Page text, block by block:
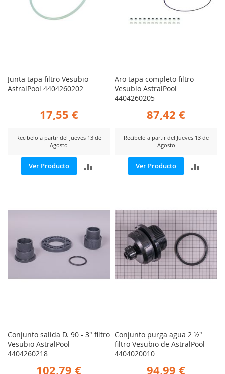
Junta tapa filtro Vesubio
AstralPool 4404260202
17,55 €
Recíbelo a partir del Jueves 13 de
Agosto
Ver Producto
Aro tapa completo filtro
Vesubio AstralPool
4404260205
87,42 €
Recíbelo a partir del Jueves 13 de
Agosto
Ver Producto
Conjunto salida D. 90 - 3" filtro
Vesubio AstralPool
4404260218
102,79 €
Conjunto purga agua 2 ½"
filtro Vesubio de AstralPool
4404020010
94,99 €